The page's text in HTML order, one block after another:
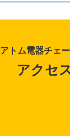
アトム電器チェ
アクセ